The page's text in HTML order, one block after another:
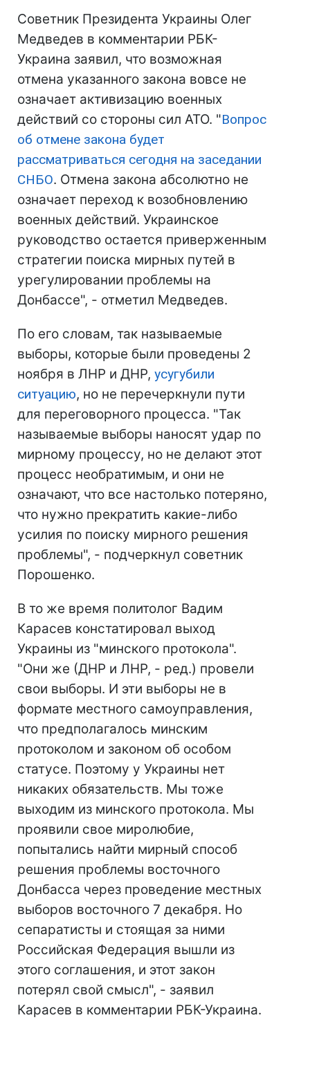
Советник Президента Украины Олег
Медведев в комментарии РБК-
Украина заявил, что возможная
отмена указанного закона вовсе не
означает активизацию военных
действий со стороны сил АТО. "Вопрос
об отмене закона будет
рассматриваться сегодня на заседании
СНБО. Отмена закона абсолютно не
означает переход к возобновлению
военных действий. Украинское
руководство остается приверженным
стратегии поиска мирных путей в
урегулировании проблемы на
Донбассе", - отметил Медведев.
По его словам, так называемые
выборы, которые были проведены 2
ноября в ЛНР и ДНР, усугубили
ситуацию, но не перечеркнули пути
для переговорного процесса. "Так
называемые выборы наносят удар по
мирному процессу, но не делают этот
процесс необратимым, и они не
означают, что все настолько потеряно,
что нужно прекратить какие-либо
усилия по поиску мирного решения
проблемы", - подчеркнул советник
Порошенко.
В то же время политолог Вадим
Карасев констатировал выход
Украины из "минского протокола".
"Они же (ДНР и ЛНР, - ред.) провели
свои выборы. И эти выборы не в
формате местного самоуправления,
что предполагалось минским
протоколом и законом об особом
статусе. Поэтому у Украины нет
никаких обязательств. Мы тоже
выходим из минского протокола. Мы
проявили свое миролюбие,
попытались найти мирный способ
решения проблемы восточного
Донбасса через проведение местных
выборов восточного 7 декабря. Но
сепаратисты и стоящая за ними
Российская Федерация вышли из
этого соглашения, и этот закон
потерял свой смысл", - заявил
Карасев в комментарии РБК-Украина.